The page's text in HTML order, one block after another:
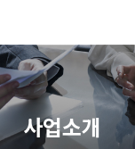
사업소개